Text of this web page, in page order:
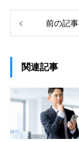
前の記事
関連記事